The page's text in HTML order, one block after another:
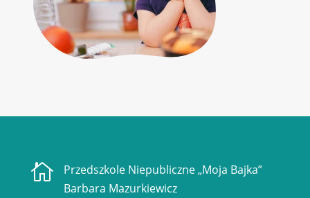

Przedszkole Niepubliczne „Moja Bajka”
Barbara Mazurkiewicz